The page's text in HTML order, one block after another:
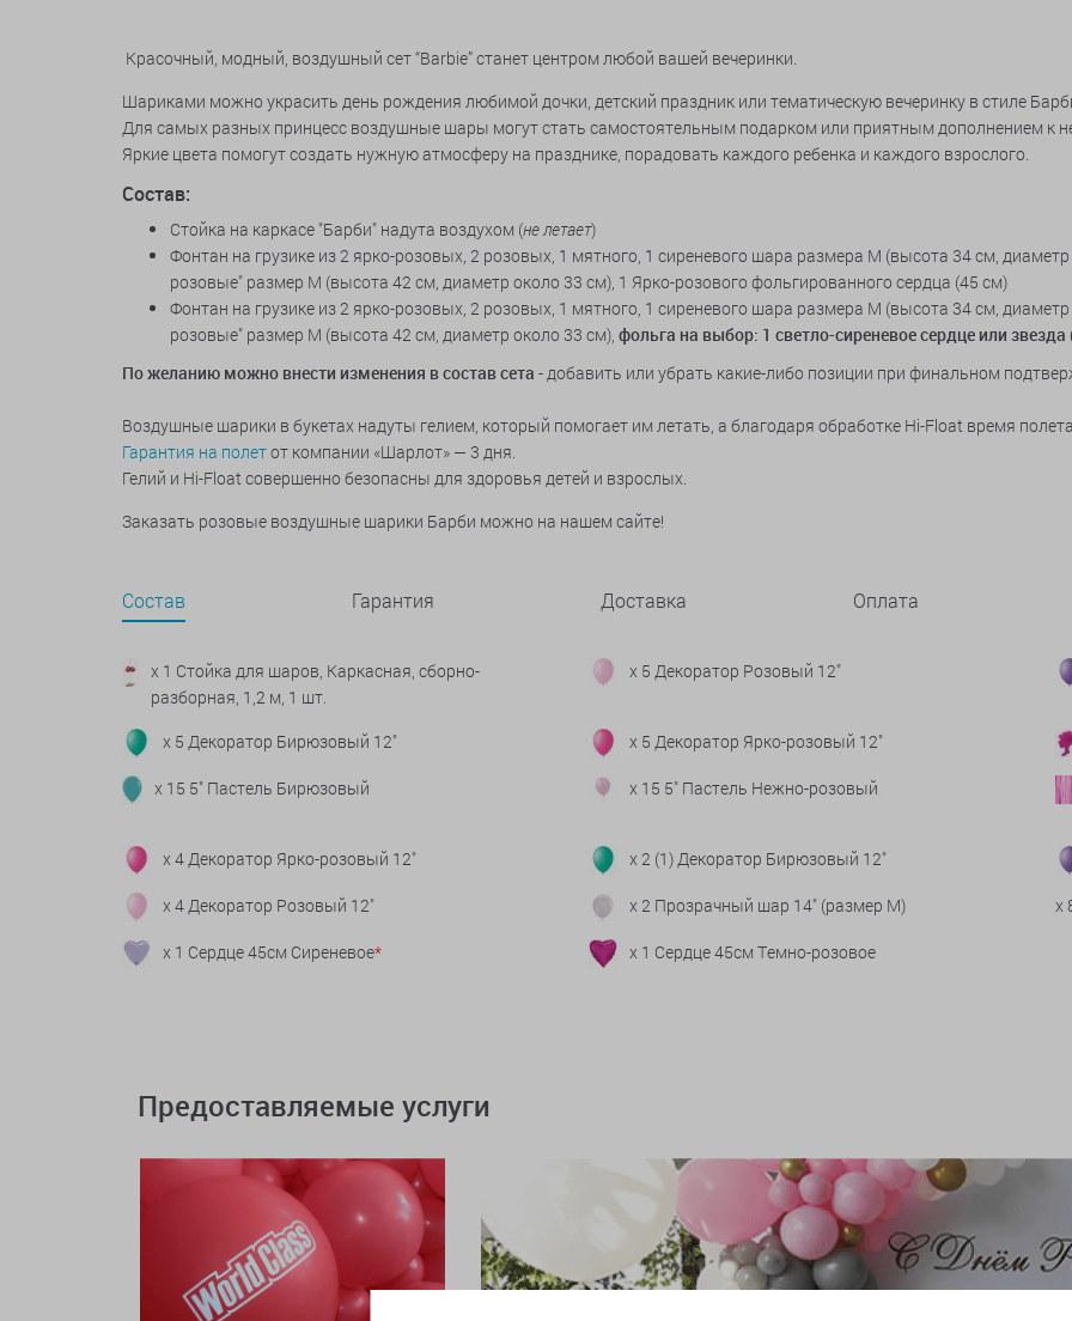
Красочный, модный, воздушный сет “Barbie” станет центром любой вашей вечеринки.
Шариками можно украсить день рождения любимой дочки, детский праздник или тематическую вечеринку в стиле
Для самых разных принцесс воздушные шары могут стать самостоятельным подарком или приятным дополнением к
Яркие цвета помогут создать нужную атмосферу на празднике, порадовать каждого ребенка и каждого взрослого.
Состав:
Стойка на каркасе "Барби" надута воздухом (не летает)
Фонтан на грузике из 2 ярко-розовых, 2 розовых, 1 мятного, 1 сиреневого шара размера М (высота 34 см,
розовые" размер М (высота 42 см, диаметр около 33 см), 1 Ярко-розового фольгированного сердца (45 см)
Фонтан на грузике из 2 ярко-розовых, 2 розовых, 1 мятного, 1 сиреневого шара размера М (высота 34 см,
розовые" размер М (высота 42 см, диаметр около 33 см), фольга на выбор: 1 светло-сиреневое сердце или
По желанию можно внести изменения в состав сета - добавить или убрать какие-либо позиции при финальном
Воздушные шарики в букетах надуты гелием, который помогает им летать, а благодаря обработке Hi-Float время
Гарантия на полетот компании «Шарлот» — 3 дня.
Гелий и Hi-Float совершенно безопасны для здоровья детей и взрослых.
Заказать розовые воздушные шарики Барби можно на нашем сайте!
Состав Гарантия Доставка Оплата
x 1 Стойка для шаров, Каркасная, сборно-
разборная, 1,2 м, 1 шт.
x 5 Декоратор Розовый 12"
x 5 Декоратор Бирюзовый 12" x 5 Декоратор Ярко-розовый 12"
x 15 5" Пастель Бирюзовый x 15 5" Пастель Нежно-розовый
x 4 Декоратор Ярко-розовый 12" x 2 (1) Декоратор Бирюзовый 12"
x 4 Декоратор Розовый 12" x 2 Прозрачный шар 14" (размер М) x
x 1 Сердце 45см Сиреневое* x 1 Сердце 45см Темно-розовое
Предоставляемые услуги